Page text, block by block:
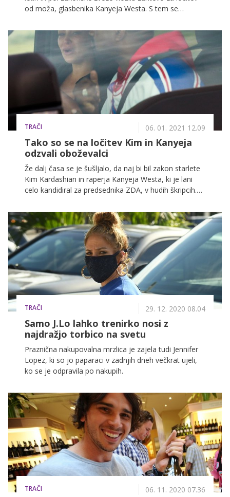
od moža, glasbenika Kanyeja Westa. S tem se
oboževalci dobila naziv Kimye.
TRAČI 06. 01. 2021 12.09
Tako so se na ločitev Kim in Kanyeja
odzvali oboževalci
Že dalj časa se je šušljalo, da naj bi bil zakon starlete
Kim Kardashian in raperja Kanyeja Westa, ki je lani
celo kandidiral za predsednika ZDA, v hudih škripcih.
poroke, naj bi bila usodna pandemija, ki ju je prisilila v
to, da sta ves čas preživela skupaj s svojimi otroki.
TRAČI 29. 12. 2020 08.04
Samo J.Lo lahko trenirko nosi z
najdražjo torbico na svetu
Praznična nakupovalna mrzlica je zajela tudi Jennifer
Lopez, ki so jo paparaci v zadnjih dneh večkrat ujeli,
ko se je odpravila po nakupih.
TRAČI 06. 11. 2020 07.36